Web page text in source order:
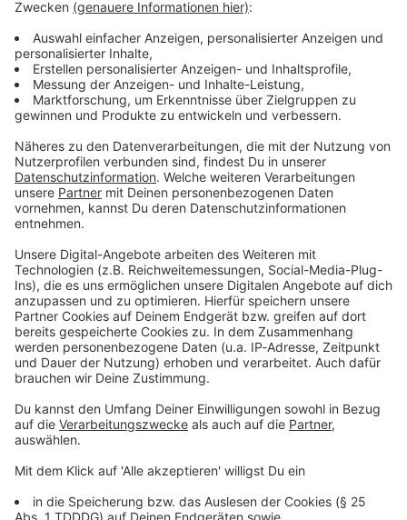
Lifestyle oder unsere neuesten Aktionen - wir
informieren dich.
Zum Newsletter anmelden
Du möchtest uns etwas sagen?
Studio Hotline
Kontaktformular
Sprachnachricht
© dpa-infocom, dpa:260510-930-60525/1